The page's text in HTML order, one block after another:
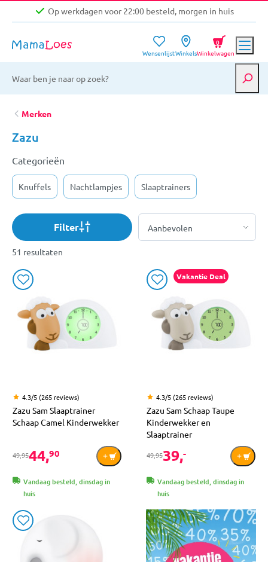
Op werkdagen voor 22:00 besteld, morgen in huis
Niet goed, geld terug garantie
Gratis verzending vanaf €39,-
Op werkdagen voor 22:00 besteld, morgen in huis
WensenlijstWinkelsWinkelwagen
0
Merken
Zazu
Categorieën
Knuffels Nachtlampjes Slaaptrainers
Filter
51 resultaten
4.3/5 (265 reviews)
Zazu Sam Slaaptrainer
Schaap Camel Kinderwekker
49,9544,90
Vandaag besteld, dinsdag in
huis
Vakantie Deal
4.3/5 (265 reviews)
Zazu Sam Schaap Taupe
Kinderwekker en
Slaaptrainer
49,9539,-
Vandaag besteld, dinsdag in
huis